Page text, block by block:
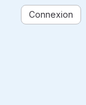
Connexion